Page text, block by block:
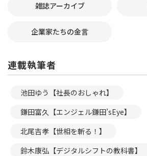
雑誌アーカイブ
企業家たちの金言
連載執筆者
池田ゆう【社長のおしゃれ】
鎌田富久【エンジェル鎌田’sEye】
北尾吉孝【世相を斬る！】
鈴木康弘【デジタルシフトの教科書】